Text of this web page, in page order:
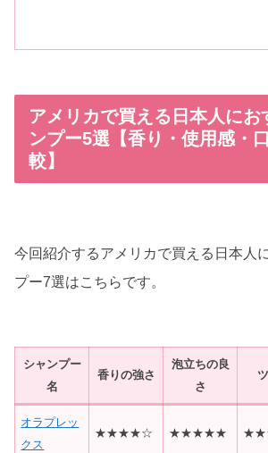
アメリカで買える日本人にお
ンプー5選【香り・使用感・
較】
今回紹介するアメリカで買える日本人
プー7選はこちらです。
シャンプー
名
香りの強さ
泡立ちの良
さ
オラプレッ
クス
★★★★☆ ★★★★★